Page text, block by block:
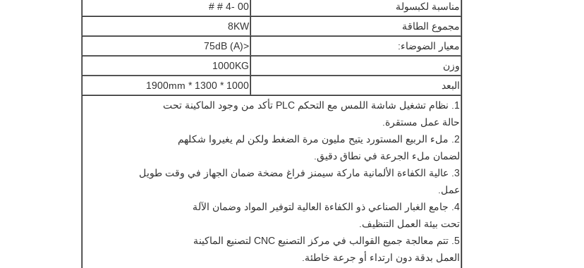
مناسبة لكبسولة
00 -4 # #
مجموع الطاقة
8KW
معيار الضوضاء:
<75dB (A)
وزن
1000KG
البعد
1000 * 1300 * 1900mm
1. نظام تشغيل شاشة اللمس مع التحكم PLC تأكد من وجود الماكينة تحت
حالة عمل مستقرة.
2. ملء الربيع المستورد يتيح مليون مرة الضغط ولكن لم يغيروا شكلهم
لضمان ملء الجرعة في نطاق دقيق.
3. عالية الكفاءة الألمانية ماركة سيمنز فراغ مضخة ضمان الجهاز في وقت طويل
عمل.
4. جامع الغبار الصناعي ذو الكفاءة العالية لتوفير المواد وضمان الآلة
تحت بيئة العمل التنظيف.
5. تتم معالجة جميع القوالب في مركز التصنيع CNC لتصنيع الماكينة
العمل بدقة دون ارتداء أو جرعة خاطئة.